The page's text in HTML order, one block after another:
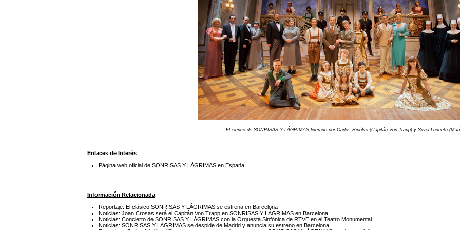
El elenco de SONRISAS Y LÁGRIMAS liderado por Carlos Hipólito (Capitán Von Trapp) y Silvia Luchetti
Enlaces de Interés
Página web oficial de SONRISAS Y LÁGRIMAS en España
Información Relacionada
Reportaje: El clásico SONRISAS Y LÁGRIMAS se estrena en Barcelona
Noticias: Joan Crosas será el Capitán Von Trapp en SONRISAS Y LÁGRIMAS en Barcelona
Noticias: Concierto de SONRISAS Y LÁGRIMAS con la Orquesta Sinfónica de RTVE en el Teatro Monumental
Noticias: SONRISAS Y LÁGRIMAS se despide de Madrid y anuncia su estreno en Barcelona